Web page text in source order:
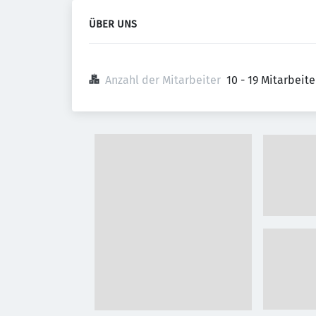
ÜBER UNS
Anzahl der Mitarbeiter 10 - 19